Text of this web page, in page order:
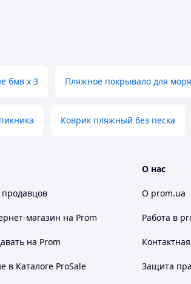
бмв х 3 Пляжное покрывало для моря
Коврик пляжный без песка
магазин на Prom
на Prom
в Каталоге ProSale
О нас
О prom.ua
Работа в
Защита